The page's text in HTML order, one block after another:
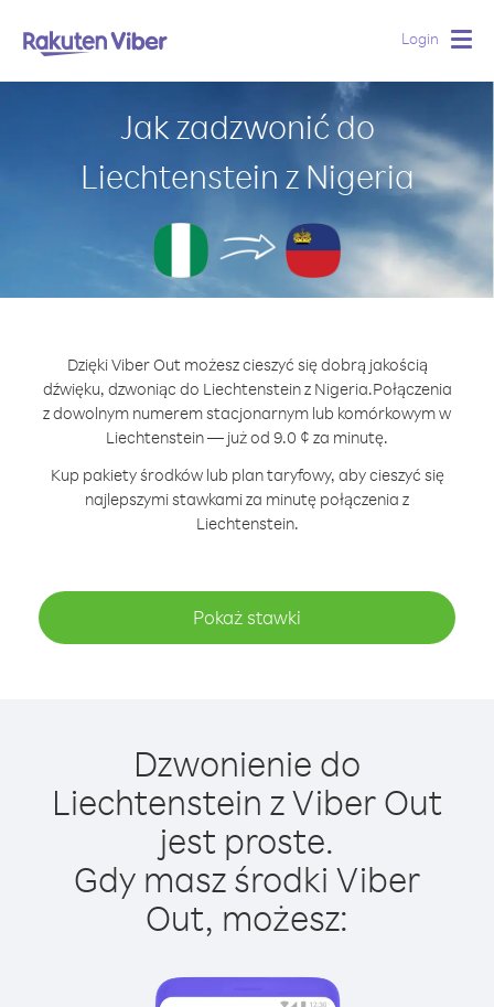
Login
Jak zadzwonić do
Liechtenstein z Nigeria
Dzięki Viber Out możesz cieszyć się dobrą jakością
dźwięku, dzwoniąc do Liechtenstein z Nigeria.Połączenia
z dowolnym numerem stacjonarnym lub komórkowym w
Liechtenstein — już od 9.0 ¢ za minutę.
Kup pakiety środków lub plan taryfowy, aby cieszyć się
najlepszymi stawkami za minutę połączenia z
Liechtenstein.
Pokaż stawki
Dzwonienie do
Liechtenstein z Viber Out
jest proste.
Gdy masz środki Viber
Out, możesz: